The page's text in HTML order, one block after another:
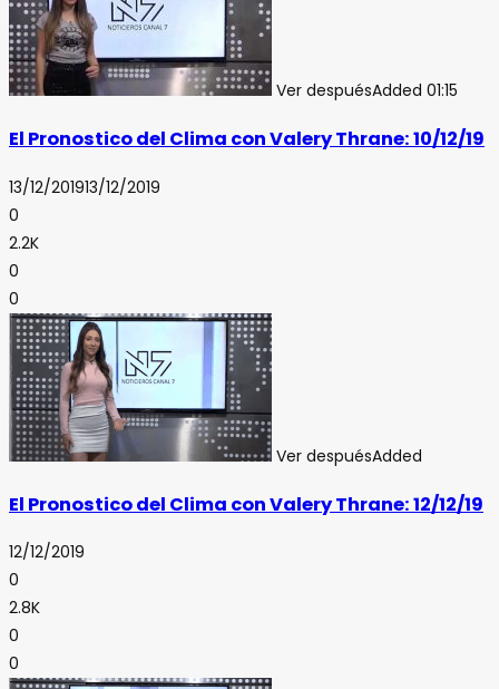
Ver despuésAdded 01:15
El Pronostico del Clima con Valery Thrane: 10/12/19
13/12/201913/12/2019
0
2.2K
0
0
Ver despuésAdded
El Pronostico del Clima con Valery Thrane: 12/12/19
12/12/2019
0
2.8K
0
0